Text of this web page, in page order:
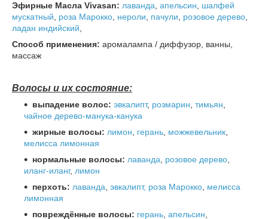
Эфирные Масла Vivasan: лаванда, апельсин, шалфей
мускатный, роза Марокко, нероли, пачули, розовое дерево,
ладан индийский,
Способ применения: аромалампа / диффузор, ванны,
массаж
Волосы и их состояние:
выпадение волос: эвкалипт, розмарин, тимьян,
чайное дерево-манука-канука
жирные волосы: лимон, герань, можжевельник,
мелисса лимонная
нормальные волосы: лаванда, розовое дерево,
иланг-иланг, лимон
перхоть: лаванда, эвкалипт, роза Марокко, мелисса
лимонная
повреждённые волосы: герань, апельсин,